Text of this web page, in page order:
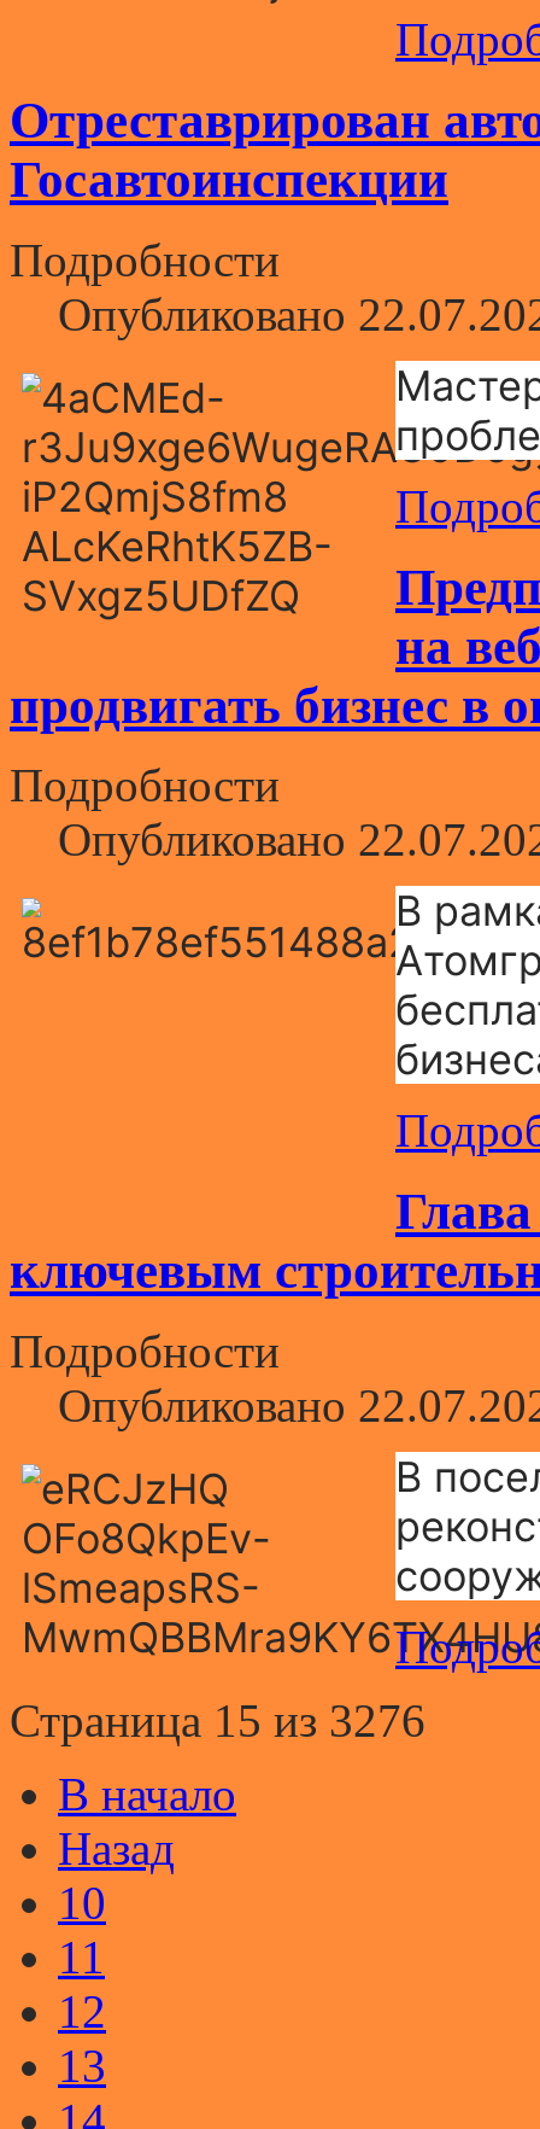
Отреставрирован
Госавтоинспекции
Подробности
Опубликовано
на
продвигать бизнес в
Подробности
Опубликовано
В
ключевым
Подробности
Опубликовано
В
Страница 15 из 3276
В начало
Назад
10
11
12
13